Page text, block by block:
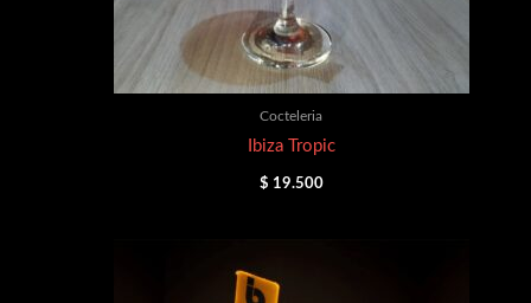
Cocteleria
Ibiza Tropic
$ 19.500